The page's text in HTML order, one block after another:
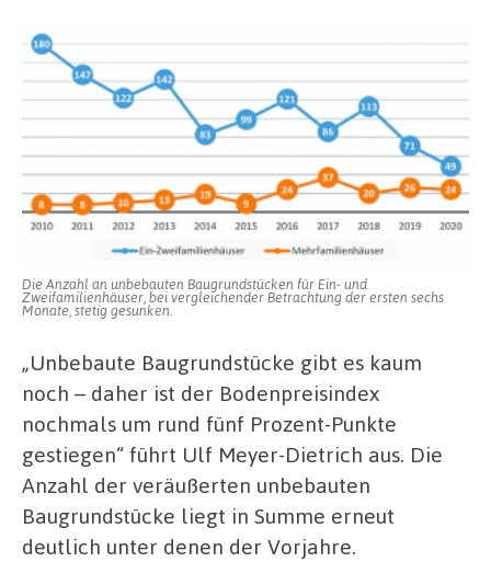
Die Anzahl an unbebauten Baugrundstücken für Ein- und
Zweifamilienhäuser, bei vergleichender Betrachtung der ersten sechs
Monate, stetig gesunken.
„Unbebaute Baugrundstücke gibt es kaum
noch – daher ist der Bodenpreisindex
nochmals um rund fünf Prozent-Punkte
gestiegen“ führt Ulf Meyer-Dietrich aus. Die
Anzahl der veräußerten unbebauten
Baugrundstücke liegt in Summe erneut
deutlich unter denen der Vorjahre.